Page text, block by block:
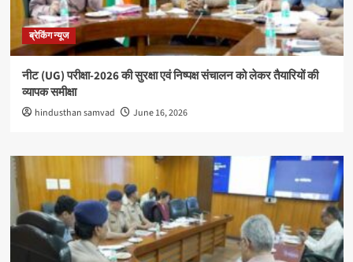
ब्रेकिंग न्यूज
नीट (UG) परीक्षा-2026 की सुरक्षा एवं निष्पक्ष संचालन को लेकर तैयारियों की
व्यापक समीक्षा
hindusthan samvad June 16, 2026